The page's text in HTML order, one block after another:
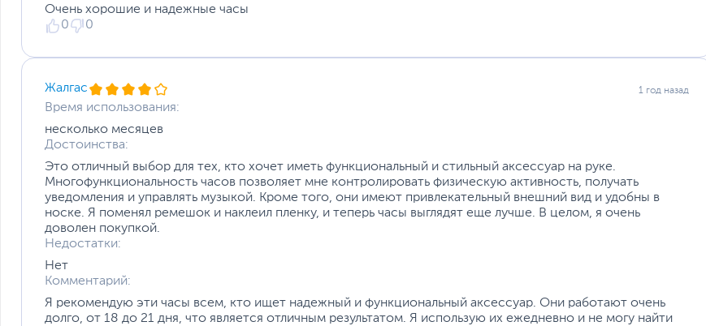
Оценивайте ваши результаты с PeakBeats
После завершения тренировки, алгоритм статуса тренировки PeakBeats покажет вам данные о ней, например,
максимальное поглощение кислорода (VO2 Max), время полного восстановления, тренировочную нагрузку и
эффект от тренировки. Они помогут вам правильно оценить факторы, которые влияют на ваши показатели,
такие как восстановление, прогресс и способность к нагрузке.
Синхронизация данных тренировок со Strava и
Размеры и вес
Размеры (Ш х В х Г)
4.6 х 1 х 4.6 см
Размеры упаковки (Ш х В х Г)
11 х 11 х 7 см
Вес
0.05 см
Вес с упаковкой
0.2 кг
Заводские данные
Срок гарантии (мес.)
Ссылка на сайт производителя
Если вы заметили ошибку или неточность в описании товара, пожалуйста, выделите текст с ошибкой и нажмите Ctrl+Enter.
Xарактеристики, комплект поставки и внешний вид данного товара могут отличаться от указанных или могут быть изменены производителем
без отражения в каталоге интернет-магазина.
Очень хорошие и надежные часы
0
0
Жалгас 1 год назад
Время использования:
несколько месяцев
Достоинства:
Это отличный выбор для тех, кто хочет иметь функциональный и стильный аксессуар на руке.
Многофункциональность часов позволяет мне контролировать физическую активность, получать
уведомления и управлять музыкой. Кроме того, они имеют привлекательный внешний вид и удобны в
носке. Я поменял ремешок и наклеил пленку, и теперь часы выглядят еще лучше. В целом, я очень
доволен покупкой.
Недостатки:
Нет
Комментарий:
Я рекомендую эти часы всем, кто ищет надежный и функциональный аксессуар. Они работают очень
долго, от 18 до 21 дня, что является отличным результатом. Я использую их ежедневно и не могу найти